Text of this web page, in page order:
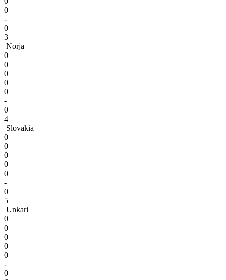
0
-
0
3
Norja
0
0
0
0
0
-
0
4
Slovakia
0
0
0
0
0
-
0
5
Unkari
0
0
0
0
0
-
0